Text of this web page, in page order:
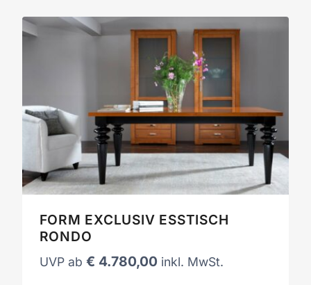
FORM EXCLUSIV ESSTISCH
RONDO
UVP ab € 4.780,00 inkl. MwSt.